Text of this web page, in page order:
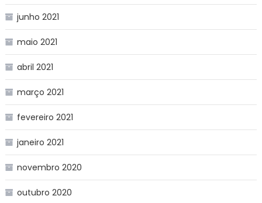
junho 2021
maio 2021
abril 2021
março 2021
fevereiro 2021
janeiro 2021
novembro 2020
outubro 2020